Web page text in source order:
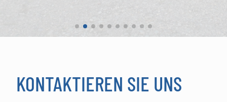
KONTAKTIEREN SIE UNS